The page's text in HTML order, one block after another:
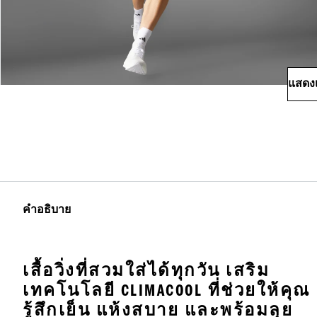
แสดง
คำอธิบาย
เสื้อวิ่งที่สวมใส่ได้ทุกวัน เสริม
เทคโนโลยี CLIMACOOL ที่ช่วยให้คุณ
รู้สึกเย็น แห้งสบาย และพร้อมลุย